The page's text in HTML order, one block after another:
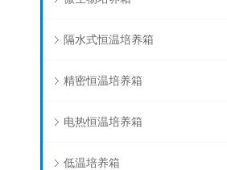
隔水式恒温培养箱
精密恒温培养箱
电热恒温培养箱
低温培养箱